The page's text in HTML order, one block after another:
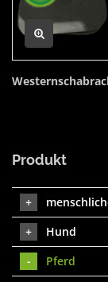
Produkt
Hund
Pferd